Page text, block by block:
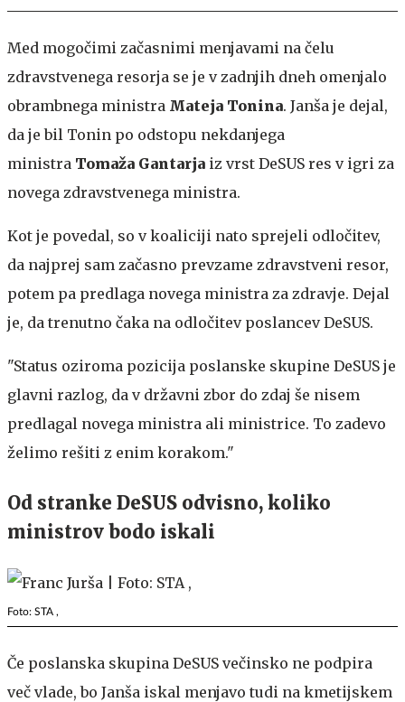
Med mogočimi začasnimi menjavami na čelu
zdravstvenega resorja se je v zadnjih dneh omenjalo
obrambnega ministra Mateja Tonina. Janša je dejal,
da je bil Tonin po odstopu nekdanjega
ministra Tomaža Gantarja iz vrst DeSUS res v igri za
novega zdravstvenega ministra.
Kot je povedal, so v koaliciji nato sprejeli odločitev,
da najprej sam začasno prevzame zdravstveni resor,
potem pa predlaga novega ministra za zdravje. Dejal
je, da trenutno čaka na odločitev poslancev DeSUS.
"Status oziroma pozicija poslanske skupine DeSUS je
glavni razlog, da v državni zbor do zdaj še nisem
predlagal novega ministra ali ministrice. To zadevo
želimo rešiti z enim korakom."
Od stranke DeSUS odvisno, koliko
ministrov bodo iskali
Foto: STA ,
Če poslanska skupina DeSUS večinsko ne podpira
več vlade, bo Janša iskal menjavo tudi na kmetijskem